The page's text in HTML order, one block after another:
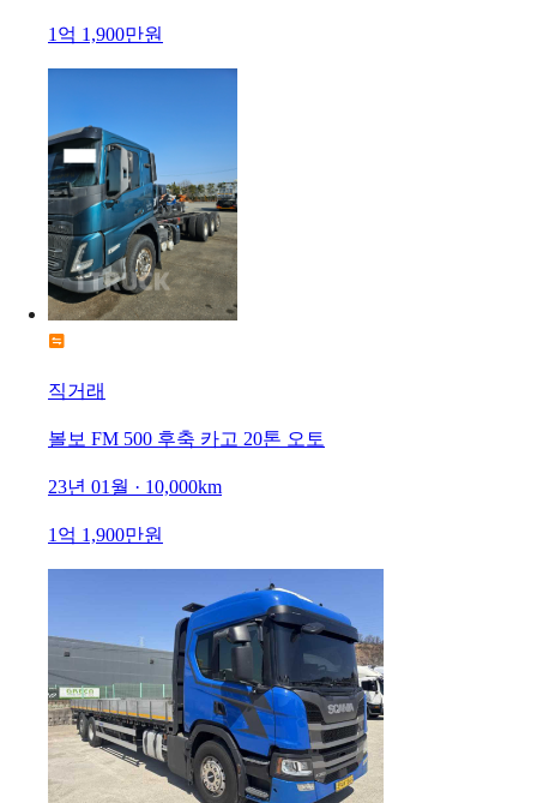
1억 1,900만원
직거래
볼보 FM 500 후축 카고 20톤 오토
23년 01월 · 10,000km
1억 1,900만원